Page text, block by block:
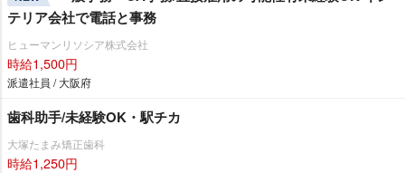
テリア会社で電話と事務
ヒューマンリソシア株式会社
時給1,500円
派遣社員 / 大阪府
歯科助手/未経験OK・駅チカ
大塚たまみ矯正歯科
時給1,250円